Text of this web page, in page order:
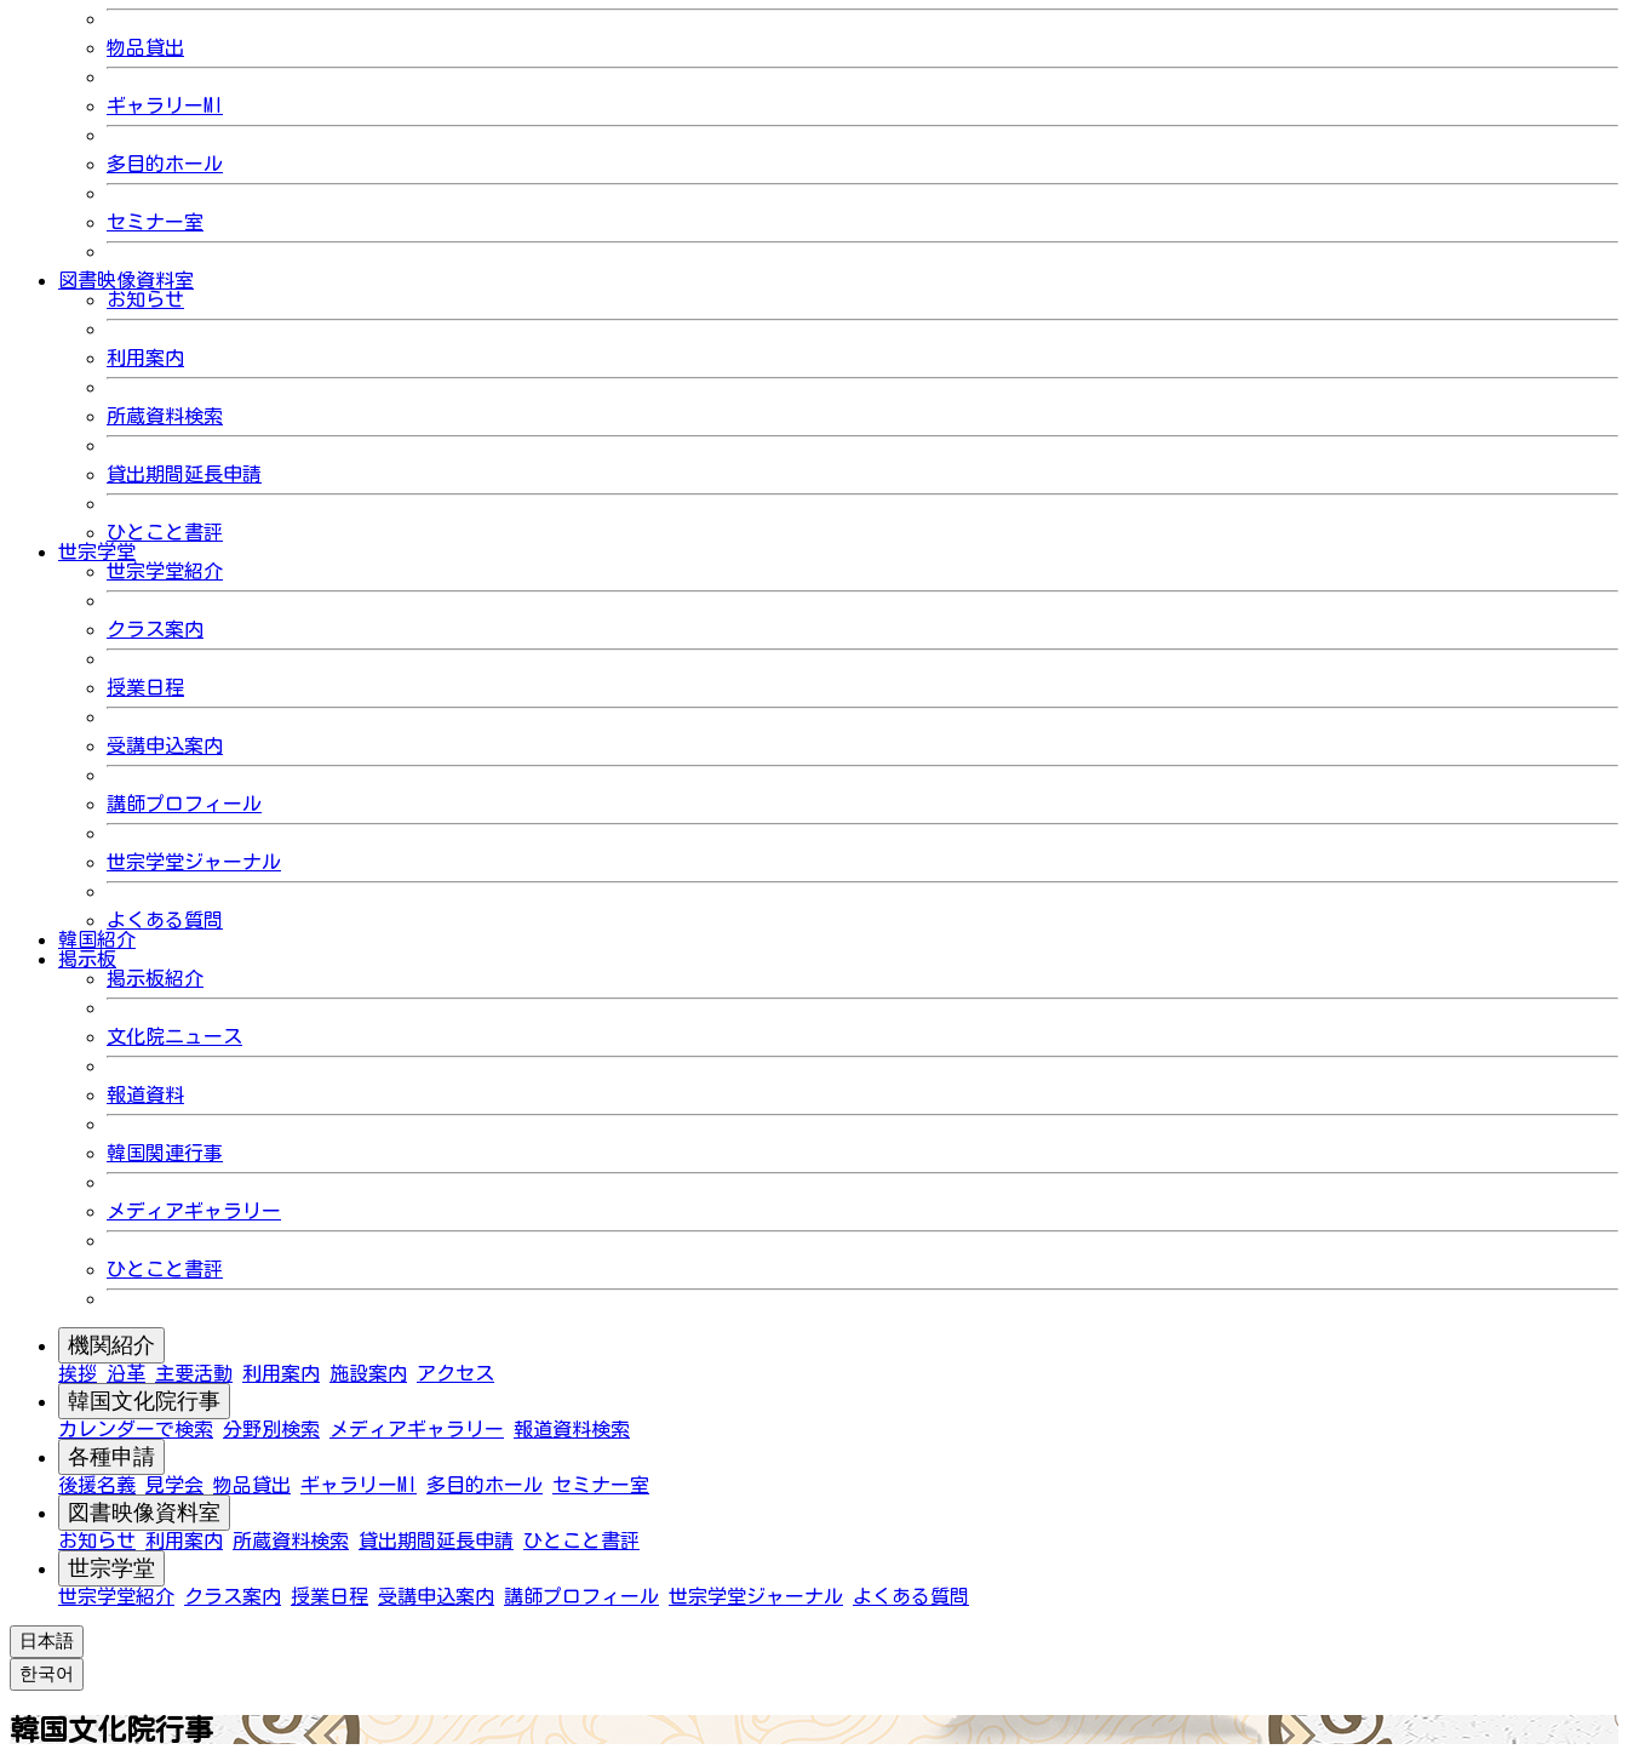
物品貸出
ギャラリーMI
多目的ホール
セミナー室
図書映像資料室
お知らせ
利用案内
所蔵資料検索
貸出期間延長申請
ひとこと書評
世宗学堂
世宗学堂紹介
クラス案内
授業日程
受講申込案内
講師プロフィール
世宗学堂ジャーナル
よくある質問
韓国紹介
掲示板
掲示板紹介
文化院ニュース
報道資料
韓国関連行事
メディアギャラリー
ひとこと書評
機関紹介
挨拶 沿革 主要活動 利用案内 施設案内 アクセス
韓国文化院行事
カレンダーで検索 分野別検索 メディアギャラリー 報道資料検索
各種申請
後援名義 見学会 物品貸出 ギャラリーMI 多目的ホール セミナー室
図書映像資料室
お知らせ 利用案内 所蔵資料検索 貸出期間延長申請 ひとこと書評
世宗学堂
世宗学堂紹介 クラス案内 授業日程 受講申込案内 講師プロフィール 世宗学堂ジャーナル よくある質問
日本語
한국어
韓国文化院行事